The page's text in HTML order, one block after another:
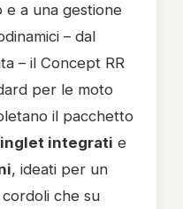
a una gestione
– dal
– il Concept RR
per le moto
il pacchetto
integrati e
, ideati per un
che su